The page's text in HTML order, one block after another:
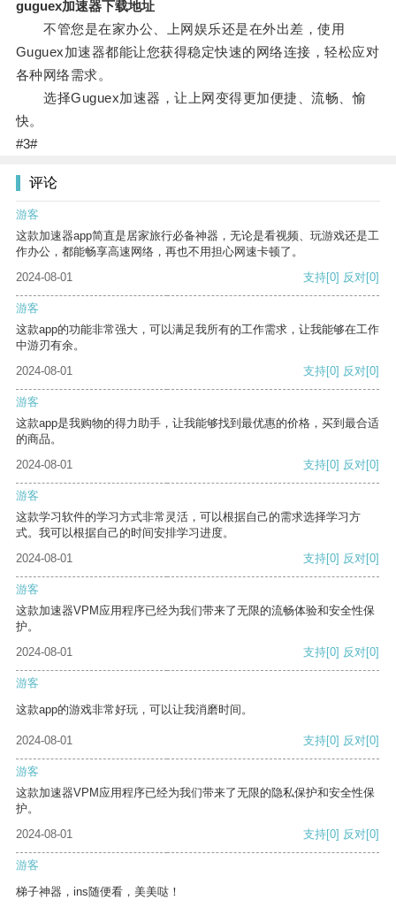
guguex加速器下载地址
不管您是在家办公、上网娱乐还是在外出差，使用
Guguex加速器都能让您获得稳定快速的网络连接，轻松应对
各种网络需求。
选择Guguex加速器，让上网变得更加便捷、流畅、愉
快。
#3#
评论
游客
这款加速器app简直是居家旅行必备神器，无论是看视频、玩游戏还是工
作办公，都能畅享高速网络，再也不用担心网速卡顿了。
2024-08-01
支持[0] 反对[0]
游客
这款app的功能非常强大，可以满足我所有的工作需求，让我能够在工作
中游刃有余。
2024-08-01
支持[0] 反对[0]
游客
这款app是我购物的得力助手，让我能够找到最优惠的价格，买到最合适
的商品。
2024-08-01
支持[0] 反对[0]
游客
这款学习软件的学习方式非常灵活，可以根据自己的需求选择学习方
式。我可以根据自己的时间安排学习进度。
2024-08-01
支持[0] 反对[0]
游客
这款加速器VPM应用程序已经为我们带来了无限的流畅体验和安全性保
护。
2024-08-01
支持[0] 反对[0]
游客
这款app的游戏非常好玩，可以让我消磨时间。
2024-08-01 支持[0] 反对[0]
游客
这款加速器VPM应用程序已经为我们带来了无限的隐私保护和安全性保
护。
2024-08-01
支持[0] 反对[0]
游客
梯子神器，ins随便看，美美哒！